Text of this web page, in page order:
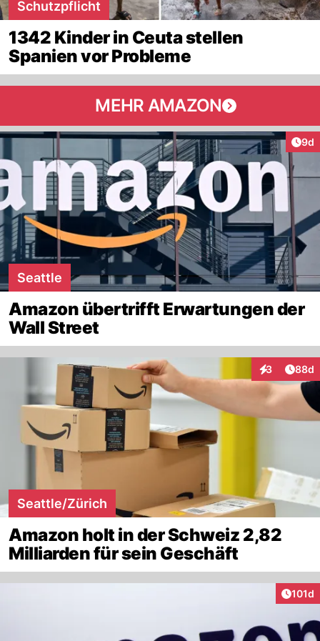
Schutzpflicht
1342 Kinder in Ceuta stellen
Spanien vor Probleme
MEHR AMAZON
9d
Seattle
Amazon übertrifft Erwartungen der
Wall Street
3
Interaktionen
88d
Seattle/Zürich
Amazon holt in der Schweiz 2,82
Milliarden für sein Geschäft
101d